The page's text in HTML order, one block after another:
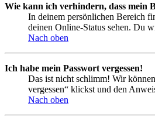
Wie kann ich verhindern, dass mein
In deinem persönlichen Bereich
deinen Online-Status sehen. Du
Nach oben
Ich habe mein Passwort vergessen!
Das ist nicht schlimm! Wir
vergessen“ klickst und den
Nach oben